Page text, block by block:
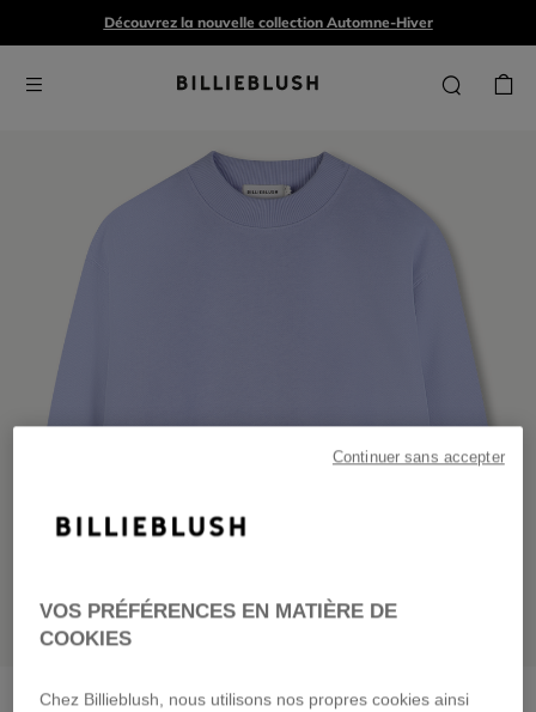
Découvrez la nouvelle collection Automne-Hiver
Sweat en molleton angel blue
VOS PRÉFÉRENCES EN MATIÈRE DE
COOKIES
Chez Billieblush, nous utilisons nos propres cookies ainsi
Continuer sans accepter